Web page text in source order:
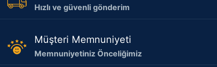
Hızlı ve güvenli gönderim
Müşteri Memnuniyeti
Memnuniyetiniz Önceliğimiz